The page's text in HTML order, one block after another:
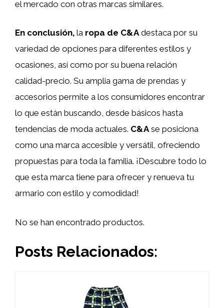
el mercado con otras marcas similares.
En conclusión, la ropa de C&Adestaca por su
variedad de opciones para diferentes estilos y
ocasiones, así como por su buena relación
calidad-precio. Su amplia gama de prendas y
accesorios permite a los consumidores encontrar
lo que están buscando, desde básicos hasta
tendencias de moda actuales. C&Ase posiciona
como una marca accesible y versátil, ofreciendo
propuestas para toda la familia. ¡Descubre todo lo
que esta marca tiene para ofrecer y renueva tu
armario con estilo y comodidad!
No se han encontrado productos.
Posts Relacionados: